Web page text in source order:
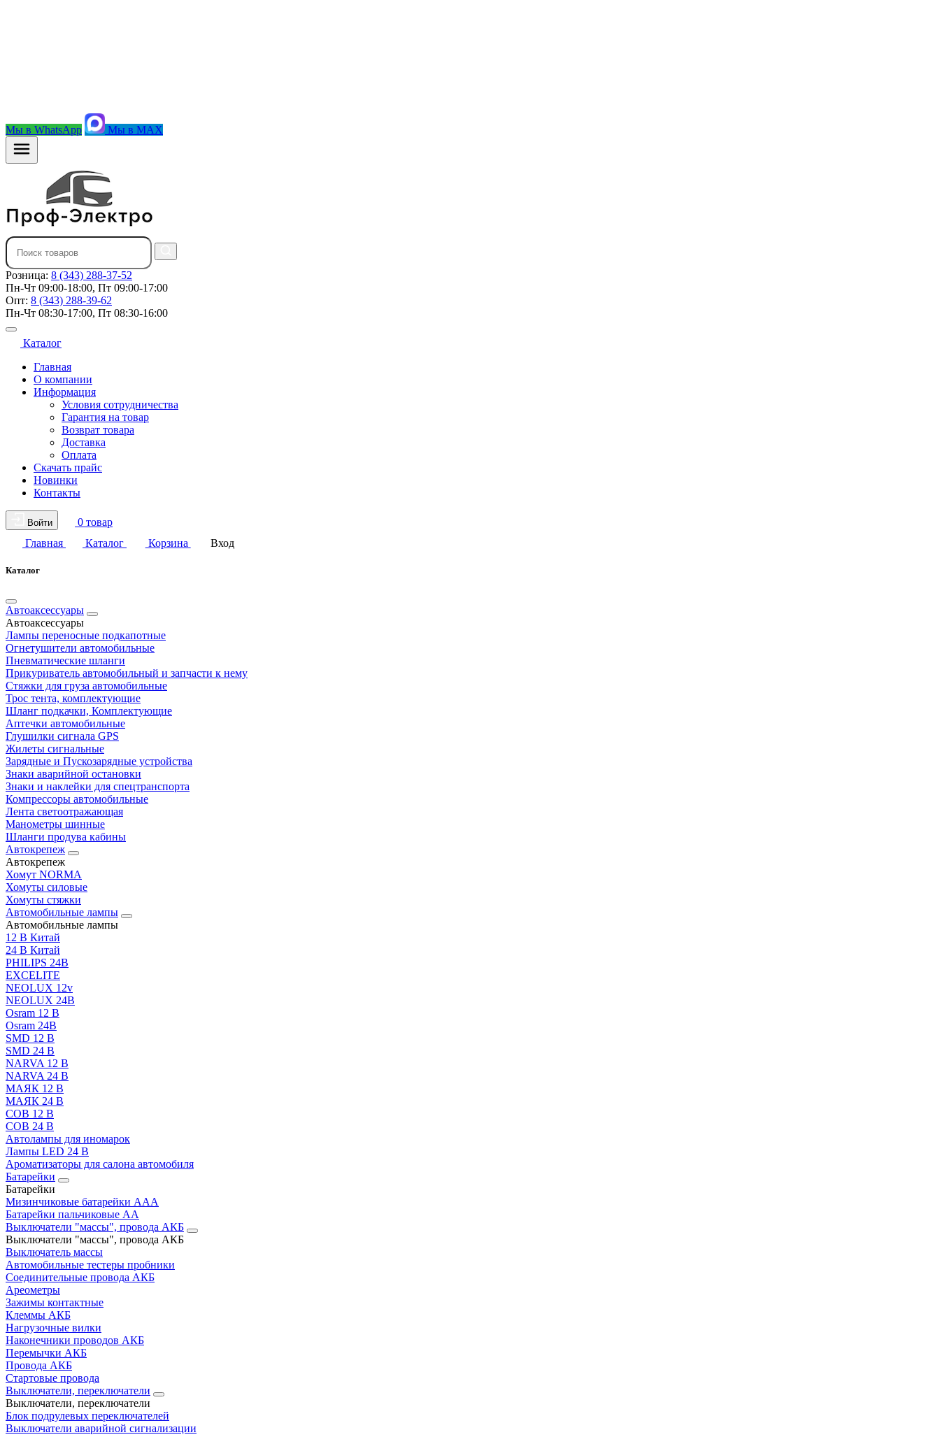
Мы в WhatsApp Мы в MAX
Розница: 8 (343) 288-37-52
Пн-Чт 09:00-18:00, Пт 09:00-17:00
Опт: 8 (343) 288-39-62
Пн-Чт 08:30-17:00, Пт 08:30-16:00
Каталог
Главная
О компании
Информация
Условия сотрудничества
Гарантия на товар
Возврат товара
Доставка
Оплата
Скачать прайс
Новинки
Контакты
Войти
0 товар
Главная
Каталог Корзина Вход
Каталог
Автоаксессуары
Автоаксессуары
Лампы переносные подкапотные
Огнетушители автомобильные
Пневматические шланги
Прикуриватель автомобильный и запчасти к нему
Стяжки для груза автомобильные
Трос тента, комплектующие
Шланг подкачки, Комплектующие
Аптечки автомобильные
Глушилки сигнала GPS
Жилеты сигнальные
Зарядные и Пускозарядные устройства
Знаки аварийной остановки
Знаки и наклейки для спецтранспорта
Компрессоры автомобильные
Лента светоотражающая
Манометры шинные
Шланги продува кабины
Автокрепеж
Автокрепеж
Хомут NORMA
Хомуты силовые
Хомуты стяжки
Автомобильные лампы
Автомобильные лампы
12 В Китай
24 В Китай
PHILIPS 24В
EXCELITE
NEOLUX 12v
NEOLUX 24В
Osram 12 В
Osram 24В
SMD 12 В
SMD 24 В
NARVA 12 В
NARVA 24 В
МАЯК 12 В
МАЯК 24 В
COB 12 В
COB 24 В
Автолампы для иномарок
Лампы LED 24 B
Ароматизаторы для салона автомобиля
Батарейки
Батарейки
Мизинчиковые батарейки AAA
Батарейки пальчиковые АА
Выключатели "массы", провода АКБ
Выключатели "массы", провода АКБ
Выключатель массы
Автомобильные тестеры пробники
Соединительные провода АКБ
Ареометры
Зажимы контактные
Клеммы АКБ
Нагрузочные вилки
Наконечники проводов АКБ
Перемычки АКБ
Провода АКБ
Стартовые провода
Выключатели, переключатели
Выключатели, переключатели
Блок подрулевых переключателей
Выключатели аварийной сигнализации